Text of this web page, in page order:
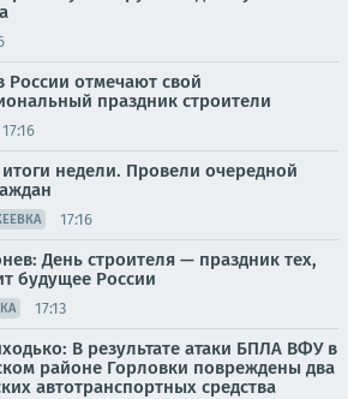
России отмечают свой
праздник строители
17:16
недели. Провели очередной
17:16
День строителя — праздник тех,
будущее России
17:13
В результате атаки БПЛА ВФУ в
районе Горловки повреждены два
автотранспортных средства